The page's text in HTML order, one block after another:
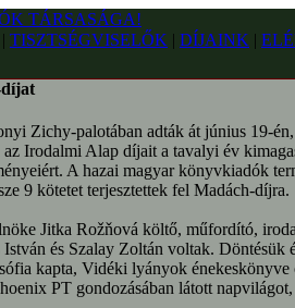
| TISZTSÉGVISELŐK | DÍJAINK |
Zichy-palotában adták át június 19-én,
az Irodalmi Alap díjait a tavalyi év
A hazai magyar könyvkiadók
9 kötetet terjesztettek fel Madách-díjra.
Jitka Rožňová költő, műfordító,
és Szalay Zoltán voltak. Döntésük
kapta, Vidéki lyányok énekeskönyve
PT gondozásában látott napvilágot,